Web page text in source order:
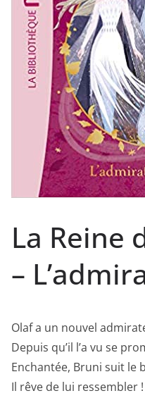
La Reine
–
Olaf a un nouvel
Depuis qu’il l’a vu se
Enchantée, Bruni suit le
Il rêve de lui ressembler